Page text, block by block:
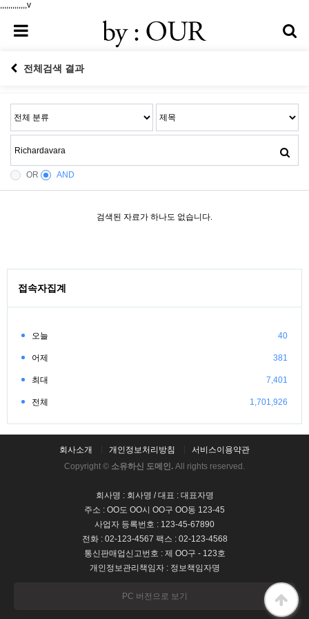
,,,,,,,,,,,,,v
전체검색 결과
OR AND
검색된 자료가 하나도 없습니다.
접속자집계
오늘 40
어제 381
최대 7,401
전체 1,701,926
회사소개 개인정보처리방침
서비스이용약관
Copyright © 소유하신 도메인. All rights reserved.
회사명 : 회사명 / 대표 : 대표자명
주소 : OO도 OO시 OO구 OO동 123-45
사업자 등록번호 : 123-45-67890
전화 : 02-123-4567 팩스 : 02-123-4568
통신판매업신고번호 : 제 OO구 - 123호
개인정보관리책임자 : 정보책임자명
PC 버전으로 보기